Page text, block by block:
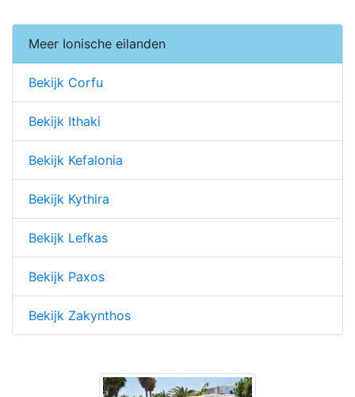
Meer Ionische eilanden
Bekijk Corfu
Bekijk Ithaki
Bekijk Kefalonia
Bekijk Kythira
Bekijk Lefkas
Bekijk Paxos
Bekijk Zakynthos